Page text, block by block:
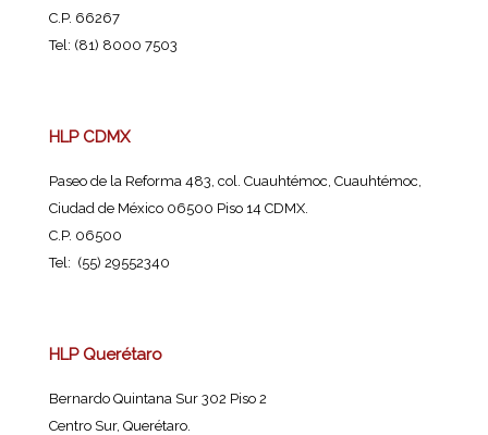
C.P. 66267
Tel: (81) 8000 7503
HLP CDMX
Paseo de la Reforma 483, col. Cuauhtémoc, Cuauhtémoc,
Ciudad de México 06500 Piso 14 CDMX.
C.P. 06500
Tel: (55) 29552340
HLP Querétaro
Bernardo Quintana Sur 302 Piso 2
Centro Sur, Querétaro.